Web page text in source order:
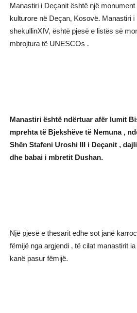
Manastiri i Deçanit është një
kulturore në Deçan, Kosovë. Manastiri
shekullinXIV, është pjesë e listës së
mbrojtura të UNESCOs .
Manastiri është ndërtuar afër lumit
mprehta të Bjekshëve të Nemuna ,
Shën Stafeni Uroshi III i Deçanit ,
dhe babai i mbretit Dushan.
Një pjesë e thesarit edhe sot janë
fëmijë nga argjendi , të cilat manastirit
kanë pasur fëmijë.